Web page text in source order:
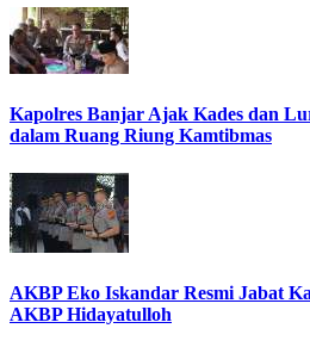
Kapolres Banjar Ajak Kades dan
dalam Ruang Riung Kamtibmas
AKBP Eko Iskandar Resmi Jabat
AKBP Hidayatulloh